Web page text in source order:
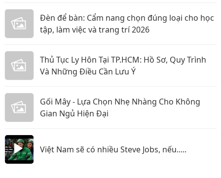
Đèn để bàn: Cẩm nang chọn đúng loại cho học
tập, làm việc và trang trí 2026
Thủ Tục Ly Hôn Tại TP.HCM: Hồ Sơ, Quy Trình
Và Những Điều Cần Lưu Ý
Gối Mây - Lựa Chọn Nhẹ Nhàng Cho Không
Gian Ngủ Hiện Đại
Việt Nam sẽ có nhiều Steve Jobs, nếu.....